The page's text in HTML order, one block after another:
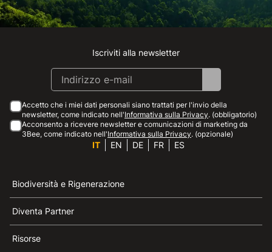
Instagram
Facebook
Linkedin
Youtube
Iscriviti alla newsletter
Accetto che i miei dati personali siano trattati per l'invio della
newsletter, come indicato nell'Informativa sulla Privacy. (obbligatorio)
Acconsento a ricevere newsletter e comunicazioni di marketing da
3Bee, come indicato nell'Informativa sulla Privacy. (opzionale)
IT EN DE FR ES
Biodiversità e Rigenerazione
Diventa Partner
Risorse